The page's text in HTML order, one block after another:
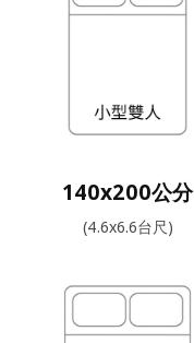
140x200公分
(4.6x6.6台尺)